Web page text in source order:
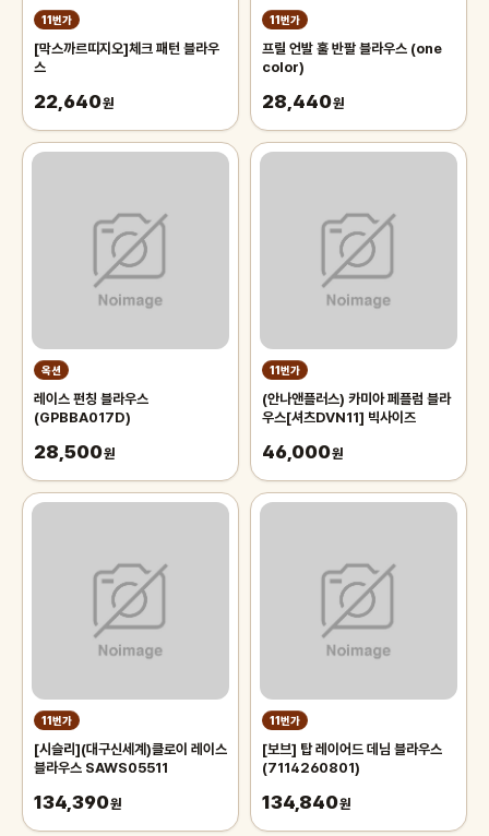
11번가
[막스까르띠지오]체크 패턴 블라우
스
22,640원
11번가
프릴 언발 훌 반팔 블라우스 (one
color)
28,440원
옥션
레이스 펀칭 블라우스
(GPBBA017D)
28,500원
11번가
(안나앤플러스) 카미아 페플럼 블라
우스[셔츠DVN11] 빅사이즈
46,000원
11번가
[시슬리](대구신세계)클로이 레이스
블라우스 SAWS05511
134,390원
11번가
[보브] 탑 레이어드 데님 블라우스
(7114260801)
134,840원